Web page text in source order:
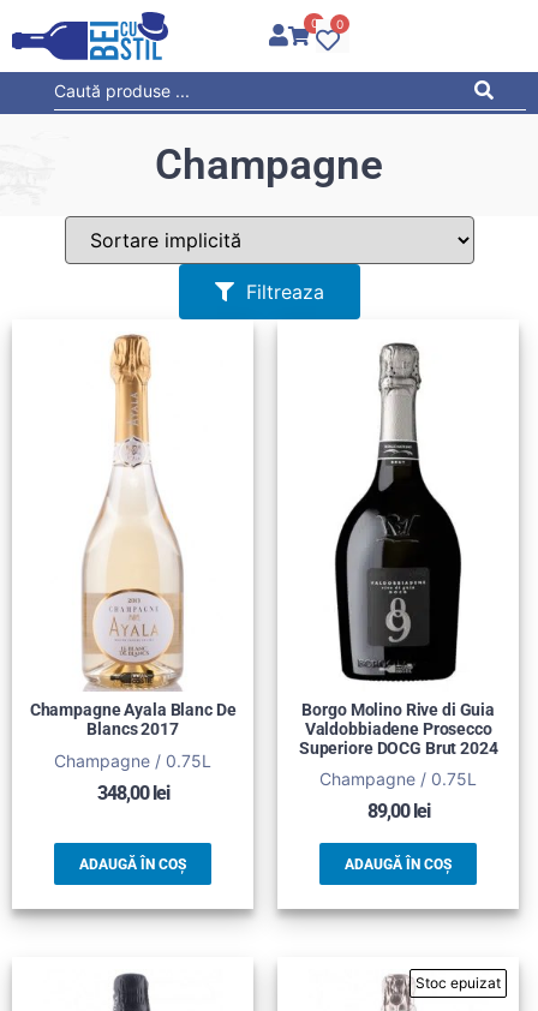
0 0
Champagne
Filtreaza
Champagne Ayala Blanc De
Blancs 2017
Champagne / 0.75L
348,00lei
ADAUGĂ ÎN COȘ
Borgo Molino Rive di Guia
Valdobbiadene Prosecco
Superiore DOCG Brut 2024
Champagne / 0.75L
89,00lei
ADAUGĂ ÎN COȘ